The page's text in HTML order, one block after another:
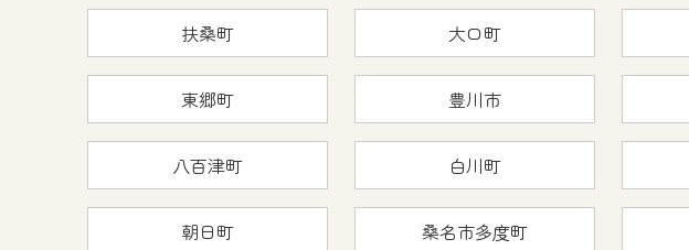
扶桑町 大口町
東郷町 豊川市
八百津町 白川町
朝日町 桑名市多度町